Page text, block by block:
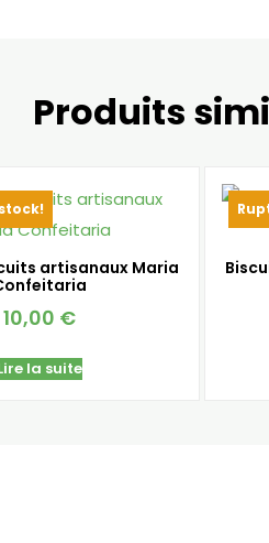
Produits
artisanaux Maria
10,00 €
la suite